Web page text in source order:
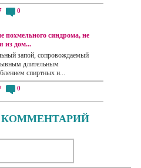
0
похмельного синдрома, не
из дом...
запой, сопровождаемый
длительным
спиртных н...
0
КОММЕНТАРИЙ